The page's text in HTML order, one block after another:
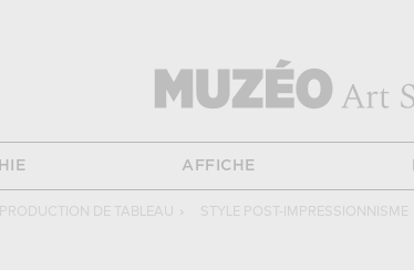
AFFICHE
DE TABLEAU › STYLE POST-IMPRESSIONNISME